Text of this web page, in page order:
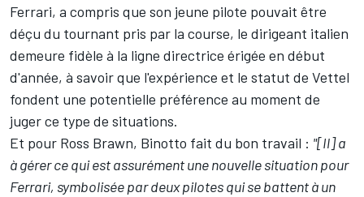
Ferrari, a compris que son jeune pilote pouvait être
déçu du tournant pris par la course, le dirigeant italien
demeure fidèle à la ligne directrice érigée en début
d'année, à savoir que l'expérience et le statut de Vettel
fondent une potentielle préférence au moment de
juger ce type de situations.
Et pour Ross Brawn, Binotto fait du bon travail : "[Il] a
à gérer ce qui est assurément une nouvelle situation pour
Ferrari, symbolisée par deux pilotes qui se battent à un